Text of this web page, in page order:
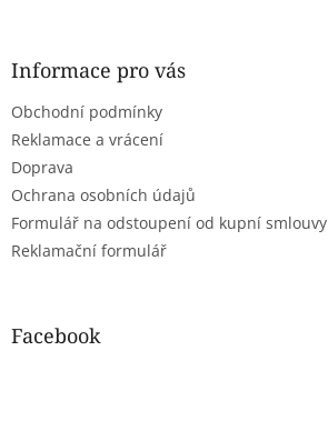
Informace pro vás
Obchodní podmínky
Reklamace a vrácení
Doprava
Ochrana osobních údajů
Formulář na odstoupení od kupní smlouvy
Reklamační formulář
Facebook